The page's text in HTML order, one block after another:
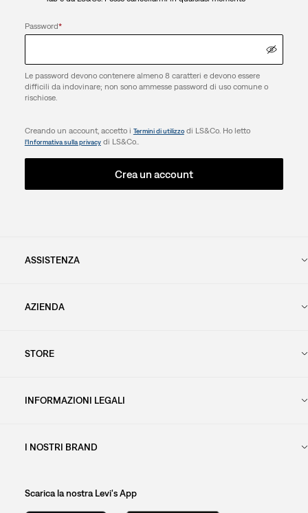
Password*
Le password devono contenere almeno 8 caratteri e devono essere
difficili da indovinare; non sono ammesse password di uso comune o
rischiose.
Creando un account, accetto i Termini di utilizzodi LS&Co. Ho letto
l’Informativa sulla privacydi LS&Co..
Crea un account
ASSISTENZA
AZIENDA
STORE
INFORMAZIONI LEGALI
I NOSTRI BRAND
Scarica la nostra Levi's App